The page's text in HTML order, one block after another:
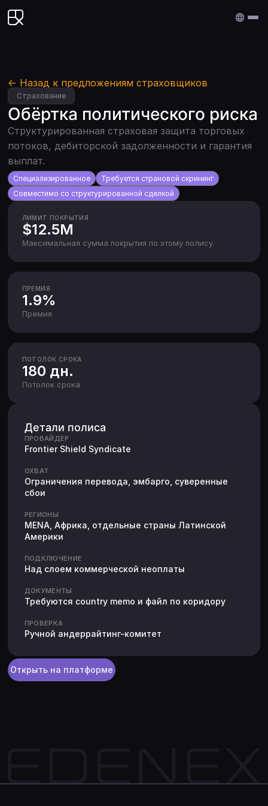
Edenex
← Назад к предложениям страховщиков
Страхование
Обёртка политического риска
Структурированная страховая защита торговых
потоков, дебиторской задолженности и гарантия
выплат.
Специализированное
Требуется страновой скрининг
Совместимо со структурированной сделкой
ЛИМИТ ПОКРЫТИЯ
$12.5M
Максимальная сумма покрытия по этому полису.
ПРЕМИЯ
1.9%
Премия
ПОТОЛОК СРОКА
180 дн.
Потолок срока
Детали полиса
ПРОВАЙДЕР
Frontier Shield Syndicate
ОХВАТ
Ограничения перевода, эмбарго, суверенные
сбои
РЕГИОНЫ
MENA, Африка, отдельные страны Латинской
Америки
ПОДКЛЮЧЕНИЕ
Над слоем коммерческой неоплаты
ДОКУМЕНТЫ
Требуются country memo и файл по коридору
ПРОВЕРКА
Ручной андеррайтинг-комитет
Открыть на платформе